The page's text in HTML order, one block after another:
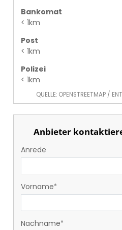
Bankomat
< 1km
Post
< 1km
Polizei
< 1km
QUELLE: OPENSTREETMAP /
Anbieter
Anrede
Vorname
Nachname